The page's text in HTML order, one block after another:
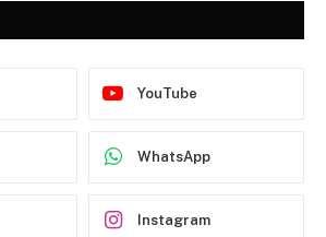
YouTube
WhatsApp
Instagram